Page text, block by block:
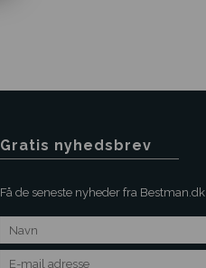
Gratis nyhedsbrev
Få de seneste nyheder fra Bestman.dk